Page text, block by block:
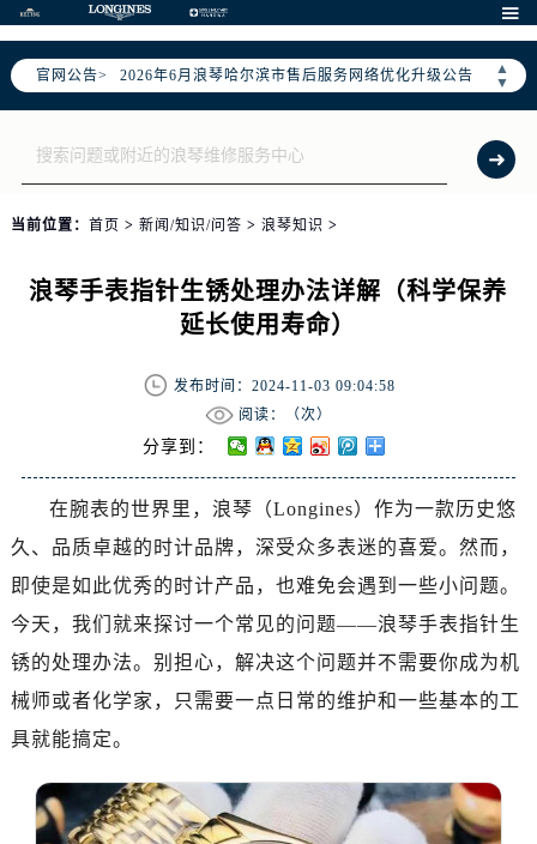

官网公告>
▲
▼
2026年6月浪琴哈尔滨市售后服务网络优化升级公告
2026年6月哈尔滨市浪琴官方售后客户服务热线：400-995-7728
2026年6月浪琴售后服务中心最新网点地址：
哈尔滨市道里区友谊西路600号富力中心T2座写字楼29层03室（需提前预约）
当前位置： 首页 > 新闻/知识/问答 > 浪琴知识 >
浪琴手表指针生锈处理办法详解（科学保养
延长使用寿命）
发布时间：2024-11-03 09:04:58
阅读：（次）
分享到：
在腕表的世界里，浪琴（Longines）作为一款历史悠
久、品质卓越的时计品牌，深受众多表迷的喜爱。然而，
即使是如此优秀的时计产品，也难免会遇到一些小问题。
今天，我们就来探讨一个常见的问题——浪琴手表指针生
锈的处理办法。别担心，解决这个问题并不需要你成为机
械师或者化学家，只需要一点日常的维护和一些基本的工
具就能搞定。